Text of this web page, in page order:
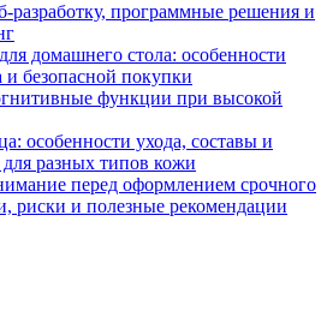
разработку, программные решения и
домашнего стола: особенности
и безопасной покупки
функции при высокой
особенности ухода, составы и
разных типов кожи
перед оформлением срочного
риски и полезные рекомендации